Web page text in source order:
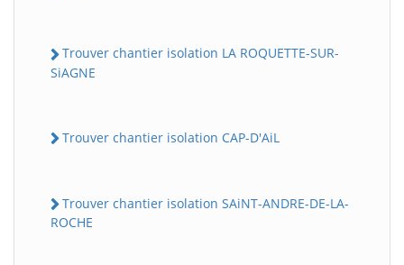
Trouver chantier isolation LA ROQUETTE-SUR-
SiAGNE
Trouver chantier isolation CAP-D'AiL
Trouver chantier isolation SAiNT-ANDRE-DE-LA-
ROCHE